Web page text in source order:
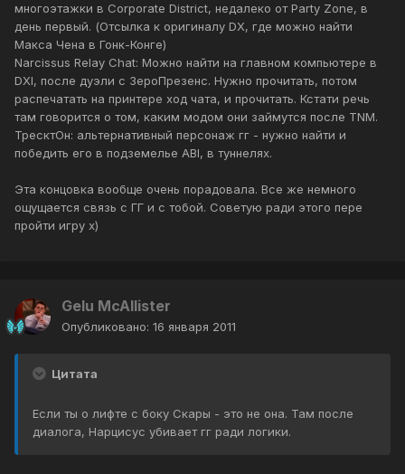
многоэтажки в Corporate District, недалеко от Party Zone, в
день первый. (Отсылка к оригиналу DX, где можно найти
Макса Чена в Гонк-Конге)
Narcissus Relay Chat: Можно найти на главном компьютере в
DXI, после дуэли с ЗероПрезенс. Нужно прочитать, потом
распечатать на принтере ход чата, и прочитать. Кстати речь
там говорится о том, каким модом они займутся после TNM.
ТресктОн: альтернативный персонаж гг - нужно найти и
победить его в подземелье ABI, в туннелях.
Эта концовка вообще очень порадовала. Все же немного
ощущается связь с ГГ и с тобой. Советую ради этого пере
пройти игру x)
Gelu McAllister
Опубликовано: 16 января 2011
Цитата
Если ты о лифте с боку Скары - это не она. Там после
диалога, Нарцисус убивает гг ради логики.